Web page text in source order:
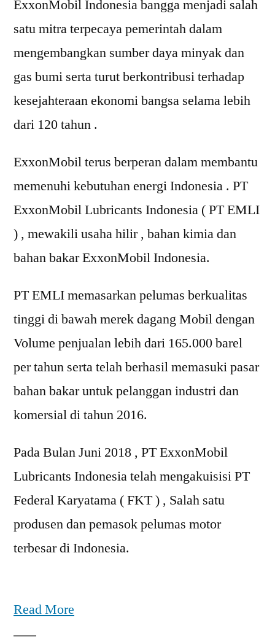
ExxonMobil Indonesia bangga menjadi salah
satu mitra terpecaya pemerintah dalam
mengembangkan sumber daya minyak dan
gas bumi serta turut berkontribusi terhadap
kesejahteraan ekonomi bangsa selama lebih
dari 120 tahun .
ExxonMobil terus berperan dalam membantu
memenuhi kebutuhan energi Indonesia . PT
ExxonMobil Lubricants Indonesia ( PT EMLI
) , mewakili usaha hilir , bahan kimia dan
bahan bakar ExxonMobil Indonesia.
PT EMLI memasarkan pelumas berkualitas
tinggi di bawah merek dagang Mobil dengan
Volume penjualan lebih dari 165.000 barel
per tahun serta telah berhasil memasuki pasar
bahan bakar untuk pelanggan industri dan
komersial di tahun 2016.
Pada Bulan Juni 2018 , PT ExxonMobil
Lubricants Indonesia telah mengakuisisi PT
Federal Karyatama ( FKT ) , Salah satu
produsen dan pemasok pelumas motor
terbesar di Indonesia.
Read More